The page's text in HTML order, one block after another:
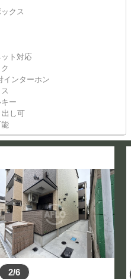
クス
ト対応
インターホン
ー
出し可
2/6